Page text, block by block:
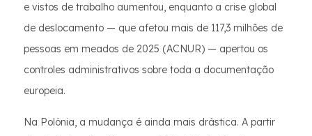
e vistos de trabalho aumentou, enquanto a crise global
de deslocamento — que afetou mais de 117,3 milhões de
pessoas em meados de 2025 (ACNUR) — apertou os
controles administrativos sobre toda a documentação
europeia.
Na Polônia, a mudança é ainda mais drástica. A partir